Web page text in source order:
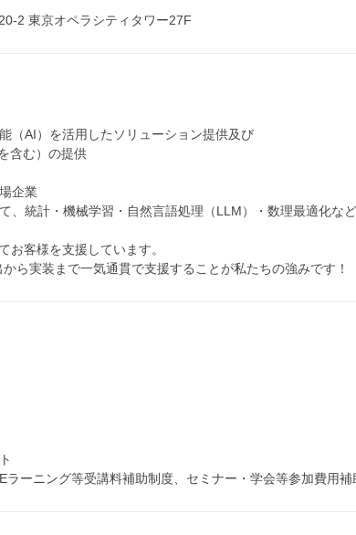
2 東京オペラシティタワー27F
（AI）を活用したソリューション提供及び
含む）の提供
企業
、統計・機械学習・自然言語処理（LLM）・数理最適化な
お客様を支援しています。
ら実装まで一気通貫で支援することが私たちの強みです！
ーニング等受講料補助制度、セミナー・学会等参加費用補